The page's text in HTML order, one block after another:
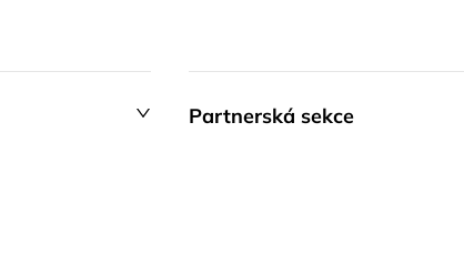
Partnerská sekce